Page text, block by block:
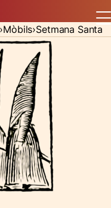
Mòbils Setmana Santa